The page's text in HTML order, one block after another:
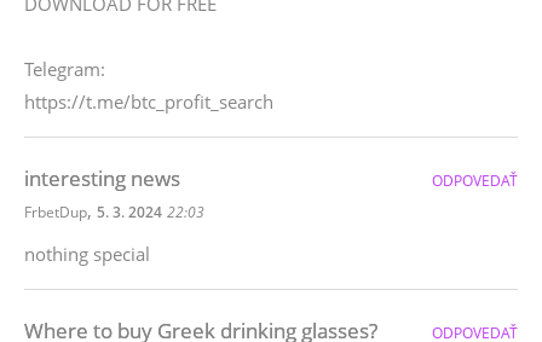
Telegram:
https://t.me/btc_profit_search
interesting news
FrbetDup, 5. 3. 2024 22:03
nothing special
ODPOVEDAŤ
Where to buy Greek drinking glasses? ODPOVEDAŤ